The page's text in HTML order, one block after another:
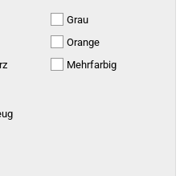
Grau
Orange
Mehrfarbig